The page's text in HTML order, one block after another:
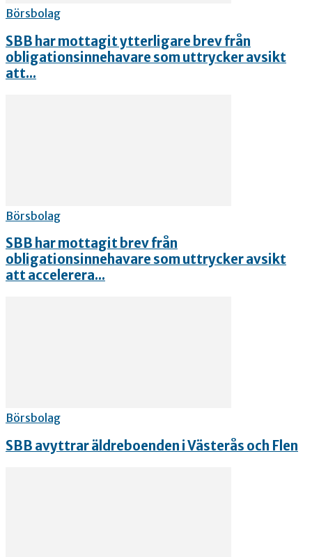
Börsbolag
SBB har mottagit ytterligare brev från
obligationsinnehavare som uttrycker avsikt
att...
Börsbolag
SBB har mottagit brev från
obligationsinnehavare som uttrycker avsikt
att accelerera...
Börsbolag
SBB avyttrar äldreboenden i Västerås och Flen